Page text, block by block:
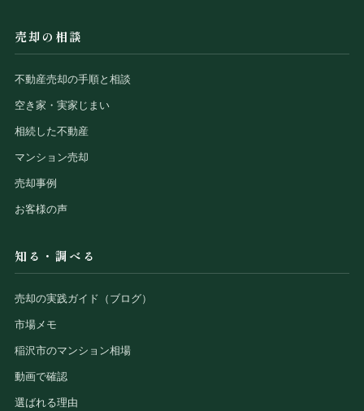
売却の相談
不動産売却の手順と相談
空き家・実家じまい
相続した不動産
マンション売却
売却事例
お客様の声
知る・調べる
売却の実践ガイド（ブログ）
市場メモ
稲沢市のマンション相場
動画で確認
選ばれる理由